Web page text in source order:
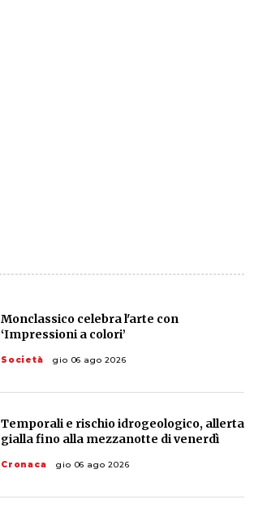
Monclassico celebra l'arte con
‘Impressioni a colori’
Società gio 06 ago 2026
Temporali e rischio idrogeologico, allerta
gialla fino alla mezzanotte di venerdì
Cronaca gio 06 ago 2026